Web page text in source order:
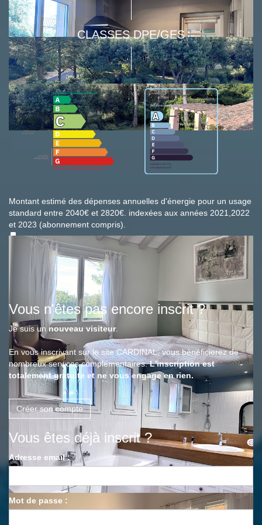
CLASSES DPE/GES
Montant estimé des dépenses annuelles d'énergie pour un usage
standard entre 2040€ et 2820€. indexées aux années 2021,2022
et 2023 (abonnement compris).
Ce bien est soumis à un diagnostic ERP (État des Risques et
Pollutions). Pour en savoir plus, rendez-vous sur
https://www.georisques.gouv.fr/
Vous n'êtes pas encore inscrit ?
Je suis unnouveau visiteur.
En vous inscrivant sur le site CARDINAL, vous bénéficierez de
nombreux services complémentaires.L'inscription est
totalement gratuite et ne vous engage en rien.
Créer son compte
Vous êtes déjà inscrit ?
Adresse email :
Mot de passe :